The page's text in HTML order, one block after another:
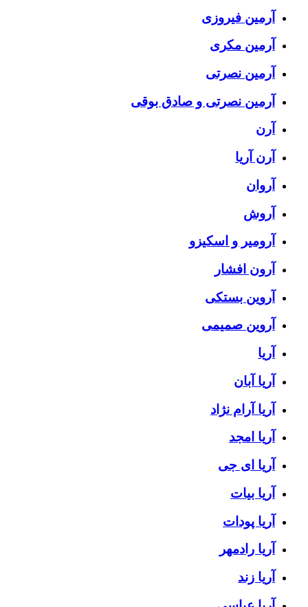
آرمین فیروزی
آرمین مکری
آرمین نصرتی
آرمین نصرتی و صادق بوقی
آرن
آرن آریا
آروان
آروش
آرومیر و اسکیزو
آرون افشار
آروین بستکی
آروین صمیمی
آریا
آریا آبان
آریا آرام نژاد
آریا امجد
آریا ای جی
آریا بیات
آریا پودات
آریا رادمهر
آریا زند